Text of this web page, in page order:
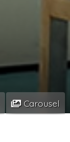
Carousel